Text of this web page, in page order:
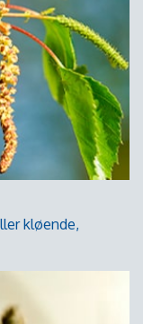
kløende,